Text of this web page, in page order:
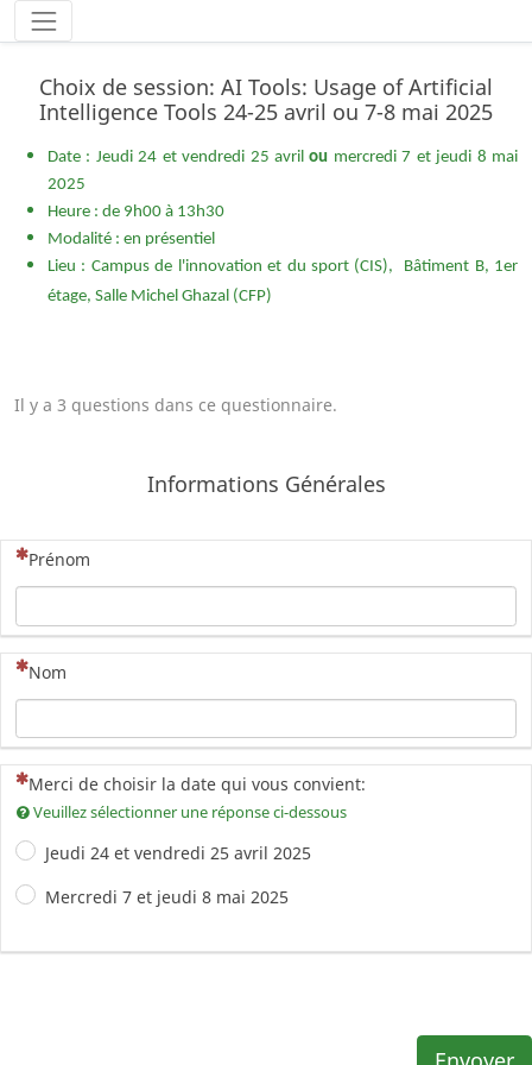
Choix de session: AI Tools: Usage of Artificial
Intelligence Tools 24-25 avril ou 7-8 mai 2025
Date : Jeudi 24 et vendredi 25 avrilou mercredi 7 et jeudi 8 mai
2025
Heure : de 9h00 à 13h30
Modalité : en présentiel
Lieu : Campus de l'innovation et du sport (CIS), Bâtiment B, 1er
étage, Salle Michel Ghazal (CFP)
Il y a 3 questions dans ce questionnaire.
Informations Générales
(Cette question est obligatoire)
Prénom
(Cette question est obligatoire)
Nom
(Cette question est obligatoire)
Merci de choisir la date qui vous convient:
Veuillez sélectionner une réponse ci-dessous
Jeudi 24 et vendredi 25 avril 2025
Mercredi 7 et jeudi 8 mai 2025